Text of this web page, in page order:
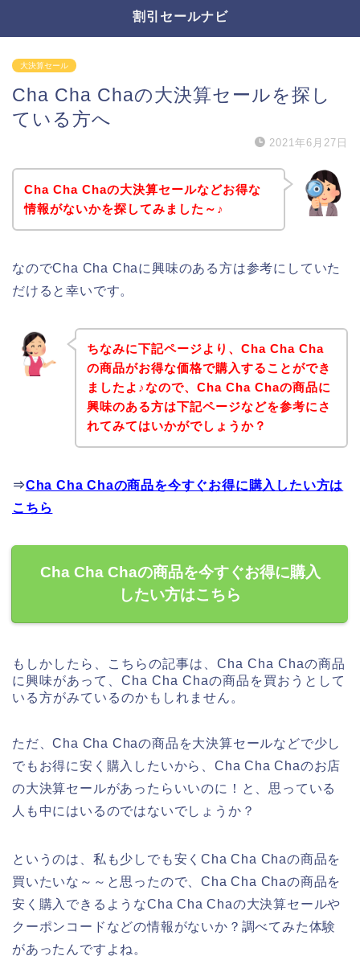
割引セールナビ
大決算セール
Cha Cha Chaの大決算セールを探し
ている方へ
2021年6月27日
Cha Cha Chaの大決算セールなどお得な
情報がないかを探してみました～♪
なのでCha Cha Chaに興味のある方は参考にしていた
だけると幸いです。
ちなみに下記ページより、Cha Cha Cha
の商品がお得な価格で購入することができ
ましたよ♪なので、Cha Cha Chaの商品に
興味のある方は下記ページなどを参考にさ
れてみてはいかがでしょうか？
⇒Cha Cha Chaの商品を今すぐお得に購入したい方は
こちら
Cha Cha Chaの商品を今すぐお得に購入
したい方はこちら
もしかしたら、こちらの記事は、Cha Cha Chaの商品
に興味があって、Cha Cha Chaの商品を買おうとして
いる方がみているのかもしれません。
ただ、Cha Cha Chaの商品を大決算セールなどで少し
でもお得に安く購入したいから、Cha Cha Chaのお店
の大決算セールがあったらいいのに！と、思っている
人も中にはいるのではないでしょうか？
というのは、私も少しでも安くCha Cha Chaの商品を
買いたいな～～と思ったので、Cha Cha Chaの商品を
安く購入できるようなCha Cha Chaの大決算セールや
クーポンコードなどの情報がないか？調べてみた体験
があったんですよね。